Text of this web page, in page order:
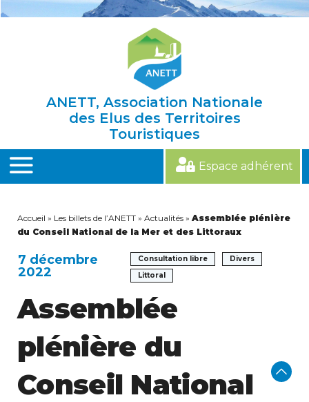
ANETT, Association Nationale
des Elus des Territoires
Touristiques
MENU
Espace adhérent
Accueil » Les billets de l’ANETT » Actualités » Assemblée plénière
du Conseil National de la Mer et des Littoraux
7 décembre
2022
Consultation libre
Divers
Littoral
Assemblée
plénière du
Conseil National